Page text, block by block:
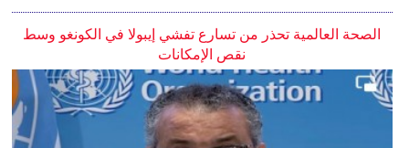
الصحة العالمية تحذر من تسارع تفشي إيبولا في الكونغو وسط
نقص الإمكانات